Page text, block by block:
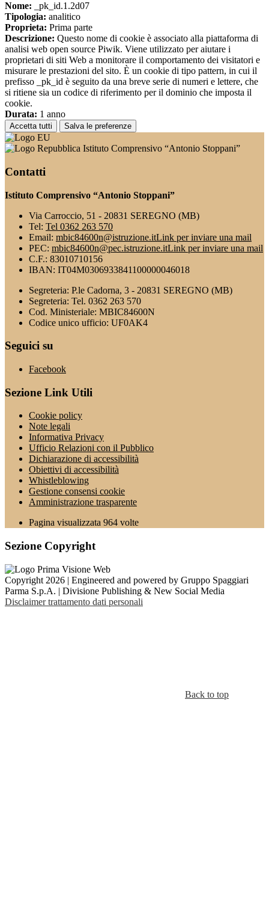
Nome: _pk_id.1.2d07
Tipologia: analitico
Proprieta: Prima parte
Descrizione: Questo nome di cookie è associato alla piattaforma di
analisi web open source Piwik. Viene utilizzato per aiutare i
proprietari di siti Web a monitorare il comportamento dei visitatori e
misurare le prestazioni del sito. È un cookie di tipo pattern, in cui il
prefisso _pk_id è seguito da una breve serie di numeri e lettere, che
si ritiene sia un codice di riferimento per il dominio che imposta il
cookie.
Durata: 1 anno
Accetta tutti Salva le preferenze
Istituto Comprensivo “Antonio Stoppani”
Contatti
Istituto Comprensivo “Antonio Stoppani”
Via Carroccio, 51 - 20831 SEREGNO (MB)
Tel: Tel 0362 263 570
Email: mbic84600n@istruzione.itLink per inviare una mail
PEC: mbic84600n@pec.istruzione.itLink per inviare una mail
C.F.: 83010710156
IBAN: IT04M0306933841100000046018
Segreteria: P.le Cadorna, 3 - 20831 SEREGNO (MB)
Segreteria: Tel. 0362 263 570
Cod. Ministeriale: MBIC84600N
Codice unico ufficio: UF0AK4
Seguici su
Facebook
Sezione Link Utili
Cookie policy
Note legali
Informativa Privacy
Ufficio Relazioni con il Pubblico
Dichiarazione di accessibilità
Obiettivi di accessibilità
Whistleblowing
Gestione consensi cookie
Amministrazione trasparente
Pagina visualizzata 964 volte
Sezione Copyright
Copyright 2026 | Engineered and powered by Gruppo Spaggiari
Parma S.p.A. | Divisione Publishing & New Social Media
Disclaimer trattamento dati personali
Back to top